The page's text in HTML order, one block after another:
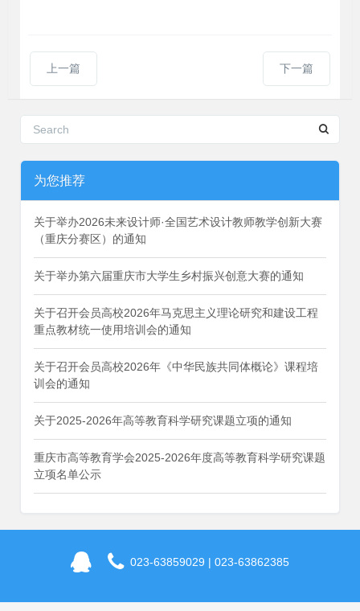
上一篇 下一篇
为您推荐
关于举办2026未来设计师·全国艺术设计教师教学创新大赛
（重庆分赛区）的通知
关于举办第六届重庆市大学生乡村振兴创意大赛的通知
关于召开会员高校2026年马克思主义理论研究和建设工程
重点教材统一使用培训会的通知
关于召开会员高校2026年《中华民族共同体概论》课程培
训会的通知
关于2025-2026年高等教育科学研究课题立项的通知
重庆市高等教育学会2025-2026年度高等教育科学研究课题
立项名单公示
023-63859029 | 023-63862385